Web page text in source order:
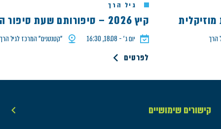
גיל הרך
קיץ 2026 – סיפורותם שעת סיפור הדג המבולבל
יום ג׳ - 18.08, 16:30 "קטנטנים" המרכז לגיל הרך
לפרטים
קישורים שימושיים